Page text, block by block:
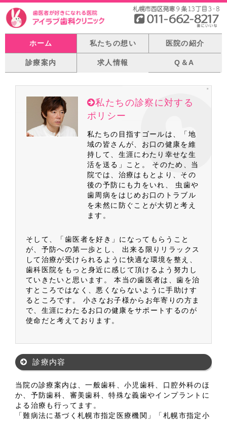
ホーム 私たちの想い 医院の紹介
診療案内 求人情報 Q＆A
私たちの診察に対する
ポリシー
私たちの目指すゴールは、「地
域の皆さんが、お口の健康を維
持して、生涯にわたり幸せな生
活を送る」こと。 そのため、当
院では、治療はもとより、その
後の予防にも力をいれ、 虫歯や
歯周病をはじめお口のトラブル
を未然に防ぐことが大切と考え
ます。
そして、「歯医者を好き」になってもらうこと
が、予防への第一歩とし、 出来る限りリラックス
して治療が受けられるように快適な環境を整え、
歯科医院をもっと身近に感じて頂けるよう努力し
ていきたいと思います。 本当の歯医者は、歯を治
すところではなく、悪くならないように手助けす
るところです。 小さなお子様からお年寄りの方ま
で、生涯にわたるお口の健康をサポートするのが
使命だと考えております。
診療内容
当院の診療案内は、一般歯科、小児歯科、口腔外科のほ
か、予防歯科、審美歯科、特殊な義歯やインプラントに
よる治療も行ってます。
「難病法に基づく札幌市指定医療機関」「札幌市指定小